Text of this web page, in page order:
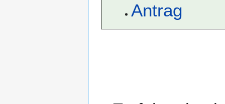
Antrag